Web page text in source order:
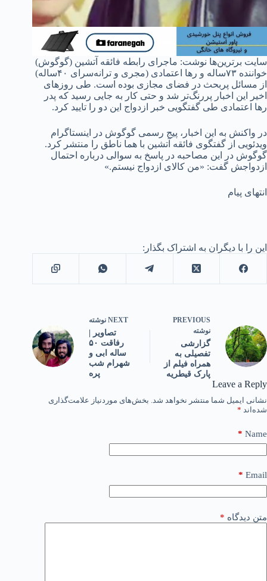
سایت برترین‌ها نوشت: ماجرای رابطه فائقه آتشین (گوگوش)
خواننده ۷۳ساله و رها اعتمادی (مجری و ترانه‌سرای ۴۰ساله)
از مسائل پربحث در فضای مجازی بوده است. طی روزهای
اخیر این اخبار پررنگ‌تر شد و حتی کار به جایی رسید که پدر
رها اعتمادی طی گفتگویی خبر ازدواج این دو را تایید کرد.
در واکنش به این اخبار، پیج رسمی گوگوش در اینستاگرام
ویدئویی از گفتگوی فائقه آتشین با هما ناطق را منتشر کرد.
گوگوش در این مصاحبه در پاسخ به سوالی درباره احتمال
ازدواجش گفت: «من کالای ازدواج نیستم.»
انتهای پیام
این را با دیگران به اشتراک بگذار:
PREVIOUS
نوشته
گزارشی
تفصیلی به
همراه فیلم از
پارک قیطریه
NEXT نوشته
تصاویر |
رفاقت ۵۰
ساله ابی و
شهرام شب
پره
Leave a Reply
نشانی ایمیل شما منتشر نخواهد شد. بخش‌های موردنیاز علامت‌گذاری
شده‌اند *
Name
*
Email
*
متن دیدگاه *